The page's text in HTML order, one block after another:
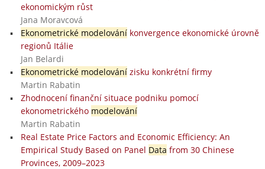
ekonomickým růst
Jana Moravcová
Ekonometrické modelováníkonvergence ekonomické úrovně
regionů Itálie
Jan Belardi
Ekonometrické modelovánízisku konkrétní firmy
Martin Rabatin
Zhodnocení finanční situace podniku pomocí
ekonometrického modelování
Martin Rabatin
Real Estate Price Factors and Economic Efficiency: An
Empirical Study Based on Panel Data from 30 Chinese
Provinces, 2009–2023